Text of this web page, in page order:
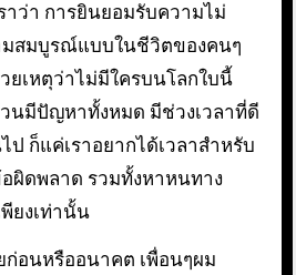
าว่า การยินยอมรับความไม่
สมบูรณ์แบบในชีวิตของคนๆ
ยเหตุว่าไม่มีใครบนโลกใบนี้
มีปัญหาทั้งหมด มีช่วงเวลาที่ดี
ป ก็แค่เราอยากได้เวลาสำหรับ
ผิดพลาด รวมทั้งหาหนทาง
ยงเท่านั้น
ก่อนหรืออนาคต เพื่อนๆผม